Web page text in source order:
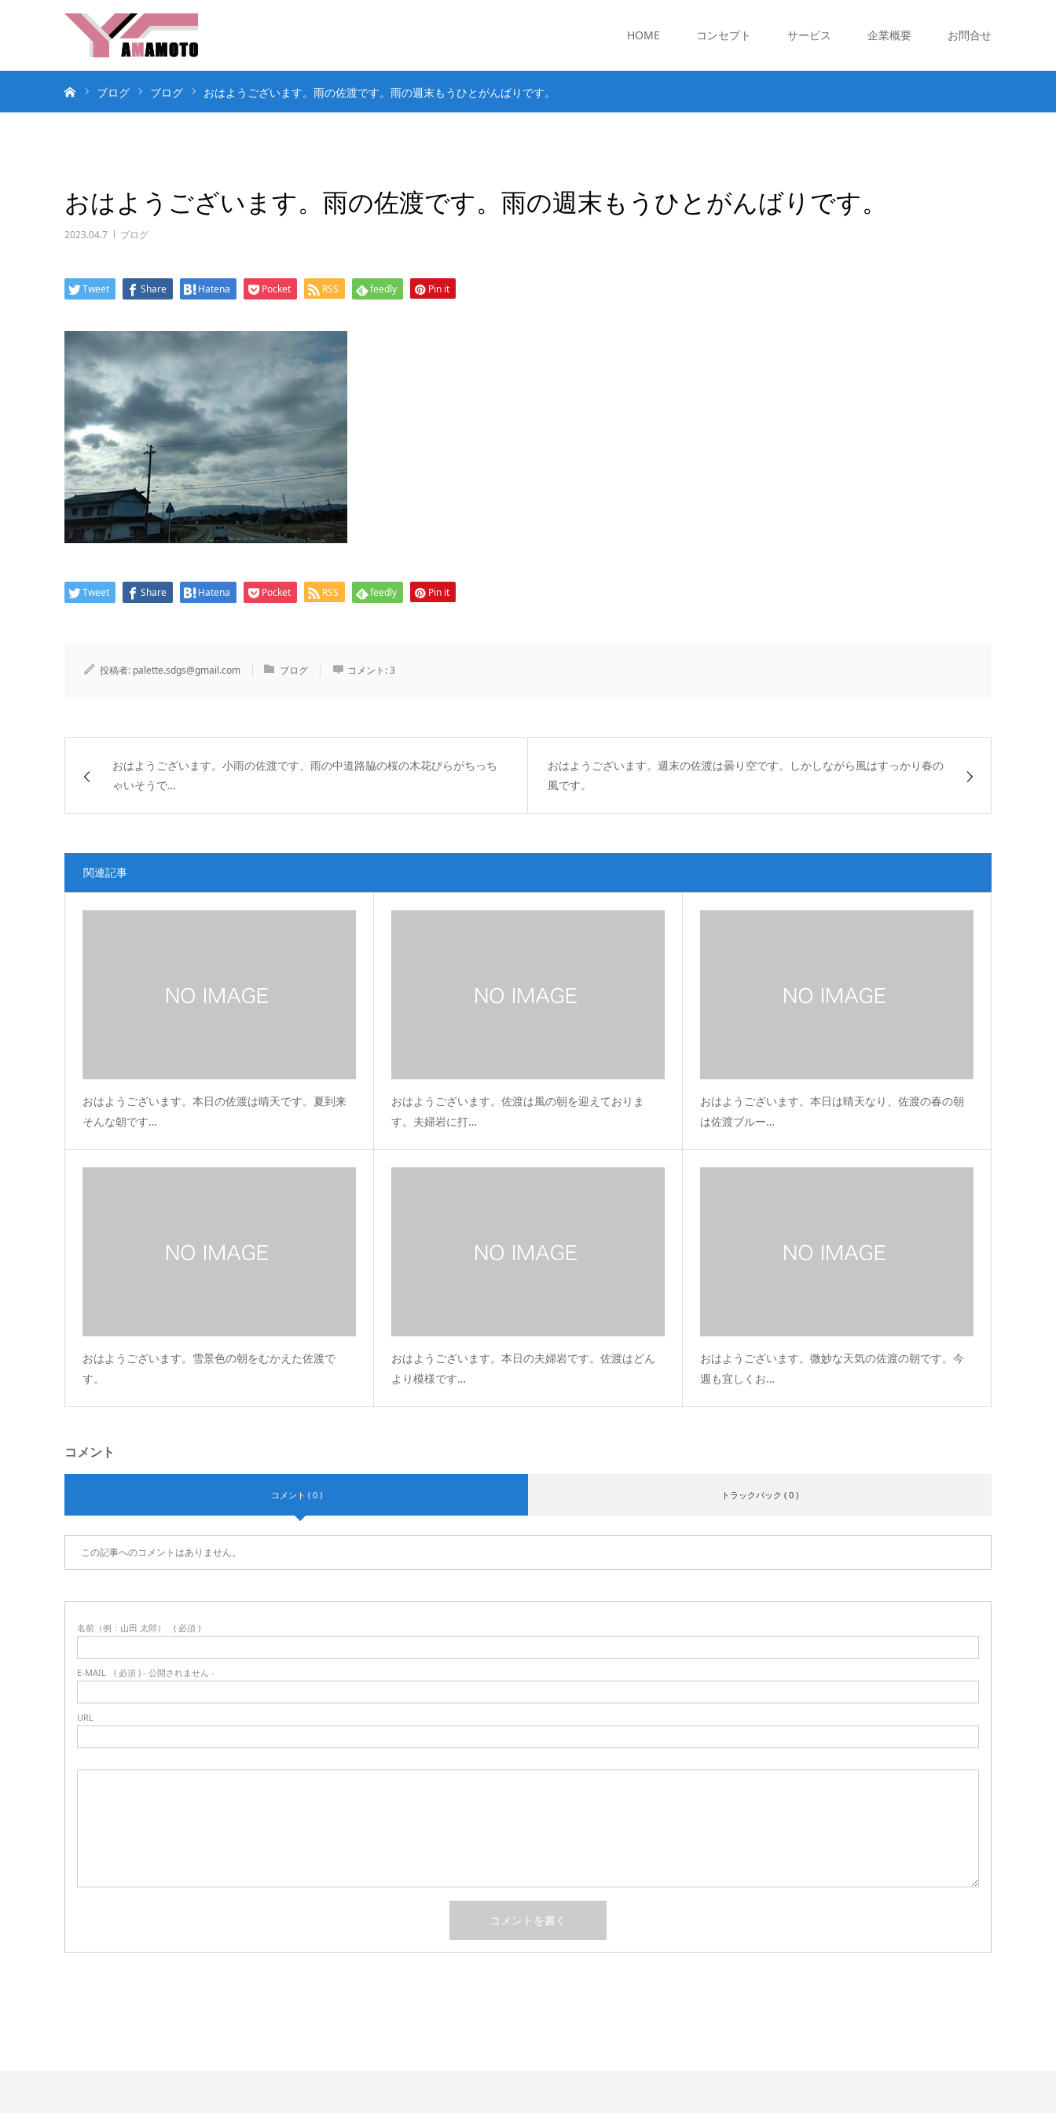
HOME コンセプト サービス 企業概要 お問合せ
ブログ ブログ おはようございます。雨の佐渡です。雨の週末もうひとがんばりです。
おはようございます。雨の佐渡です。雨の週末もうひとがんばりです。
2023.04.7 ブログ
Tweet Share Hatena Pocket RSS feedly Pin it
Tweet Share Hatena Pocket RSS feedly Pin it
投稿者: palette.sdgs@gmail.com ブログ コメント:3
おはようございます。小雨の佐渡です、雨の中道路脇の桜の木花びらがちっち
ゃいそうで…
おはようございます。週末の佐渡は曇り空です。しかしながら風はすっかり春の
風です。
関連記事
おはようございます。本日の佐渡は晴天です。夏到来
そんな朝です…
おはようございます。佐渡は風の朝を迎えておりま
す。夫婦岩に打…
おはようございます。本日は晴天なり、佐渡の春の朝
は佐渡ブルー…
おはようございます。雪景色の朝をむかえた佐渡で
す。
おはようございます。本日の夫婦岩です。佐渡はどん
より模様です…
おはようございます。微妙な天気の佐渡の朝です。今
週も宜しくお…
コメント
コメント ( 0 ) トラックバック ( 0 )
この記事へのコメントはありません。
名前（例：山田 太郎） ( 必須 )
E-MAIL ( 必須 ) - 公開されません -
URL